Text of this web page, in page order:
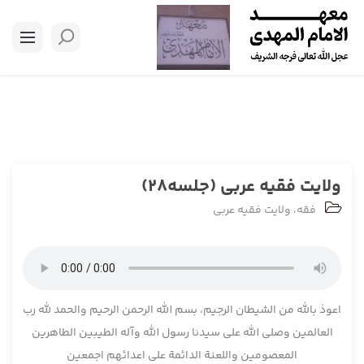
ولایت فقیه عربی (جلسه28)
فقه، ولایت فقیه عربی
اعوذ بالله من الشیطان الرجیم، بسم الله الرحمن الرحیم والحمد لله رب
العالمین وصلی الله علی سیدنا رسول الله وآله الطیبین الطاهرین
المعصومین واللعنة الدائمة علی اعدائهم اجمعین